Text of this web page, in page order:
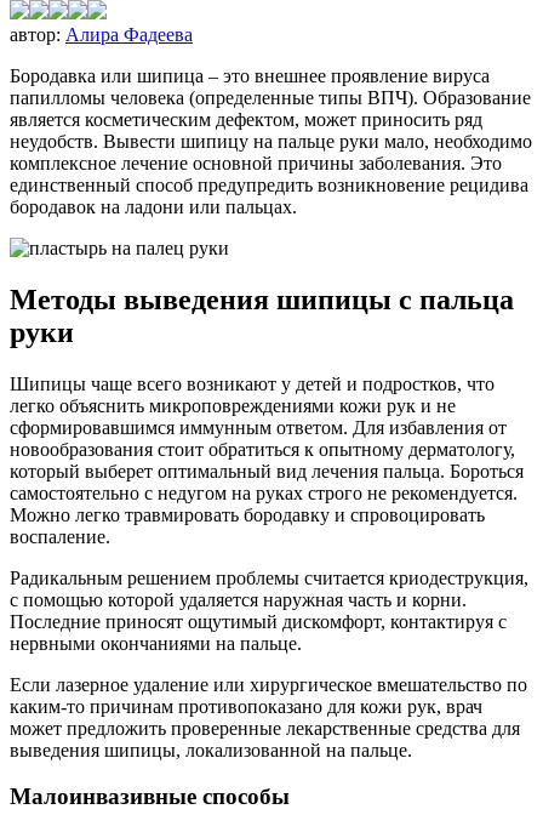
автор: Алира Фадеева
Бородавка или шипица – это внешнее проявление вируса
папилломы человека (определенные типы ВПЧ). Образование
является косметическим дефектом, может приносить ряд
неудобств. Вывести шипицу на пальце руки мало, необходимо
комплексное лечение основной причины заболевания. Это
единственный способ предупредить возникновение рецидива
бородавок на ладони или пальцах.
Методы выведения шипицы с пальца
руки
Шипицы чаще всего возникают у детей и подростков, что
легко объяснить микроповреждениями кожи рук и не
сформировавшимся иммунным ответом. Для избавления от
новообразования стоит обратиться к опытному дерматологу,
который выберет оптимальный вид лечения пальца. Бороться
самостоятельно с недугом на руках строго не рекомендуется.
Можно легко травмировать бородавку и спровоцировать
воспаление.
Радикальным решением проблемы считается криодеструкция,
с помощью которой удаляется наружная часть и корни.
Последние приносят ощутимый дискомфорт, контактируя с
нервными окончаниями на пальце.
Если лазерное удаление или хирургическое вмешательство по
каким-то причинам противопоказано для кожи рук, врач
может предложить проверенные лекарственные средства для
выведения шипицы, локализованной на пальце.
Малоинвазивные способы